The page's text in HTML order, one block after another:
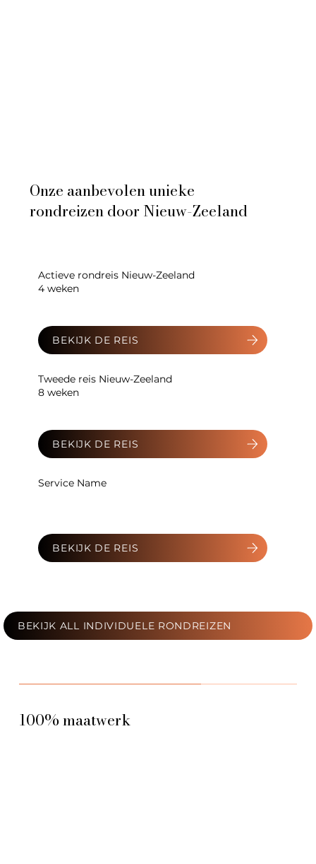
Onze aanbevolen unieke
rondreizen door Nieuw-Zeeland
Actieve rondreis Nieuw-Zeeland
4 weken
BEKIJK DE REIS
Tweede reis Nieuw-Zeeland
8 weken
BEKIJK DE REIS
Service Name
BEKIJK DE REIS
BEKIJK ALL INDIVIDUELE RONDREIZEN
100% maatwerk